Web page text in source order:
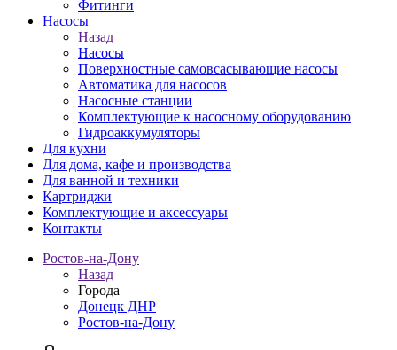
Фитинги
Насосы
Назад
Насосы
Поверхностные самовсасывающие насосы
Автоматика для насосов
Насосные станции
Комплектующие к насосному оборудованию
Гидроаккумуляторы
Для кухни
Для дома, кафе и производства
Для ванной и техники
Картриджи
Комплектующие и аксессуары
Контакты
Ростов-на-Дону
Назад
Города
Донецк ДНР
Ростов-на-Дону